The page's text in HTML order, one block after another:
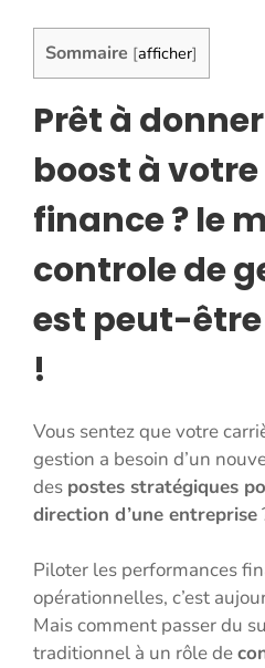
Sommaire [afficher]
Prêt à
boost à
finance ? le
controle de
est peut-
!
Vous sentez que votre
gestion a besoin d’un
des postes stratégiques
direction d’une entreprise
Piloter les performances
opérationnelles, c’est
Mais comment passer du
traditionnel à un rôle de